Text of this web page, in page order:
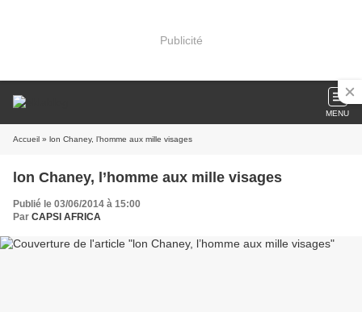
Publicité
MENU
Accueil » lon Chaney, l’homme aux mille visages
lon Chaney, l’homme aux mille visages
Publié le 03/06/2014 à 15:00
Par CAPSI AFRICA